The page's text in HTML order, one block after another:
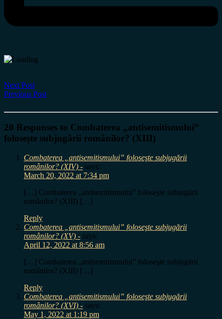
Next Post
Previous Post
20 Responses to Combaterea „antisemitismului”
foloseşte subjugării românilor? (XIII)
Combaterea „antisemitismului” foloseşte subjugării
românilor? (XIV) - says:
March 20, 2022 at 7:34 pm
[…] Combaterea „antisemitismului” foloseşte subjugării
românilor? (XIII) […]
Reply
Combaterea „antisemitismului” foloseşte subjugării
românilor? (XV) - says:
April 12, 2022 at 8:56 am
[…] Combaterea „antisemitismului” foloseşte subjugării
românilor? (XIII) […]
Reply
Combaterea „antisemitismului” foloseşte subjugării
românilor? (XVI) - says:
May 1, 2022 at 1:19 pm